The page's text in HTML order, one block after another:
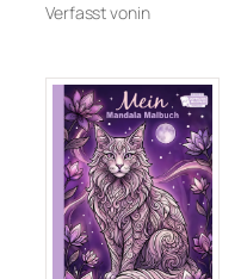
Verfasst vonin